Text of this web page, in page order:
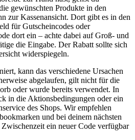
gewünschten Produkte in den
zur Kassenansicht. Dort gibt es in den
für Gutscheincodes oder
dort ein – achte dabei auf Groß- und
die Eingabe. Der Rabatt sollte sich
widerspiegeln.
kann das verschiedene Ursachen
abgelaufen, gilt nicht für die
oder wurde bereits verwendet. In
in die Aktionsbedingungen oder ein
des Shops. Wir empfehlen
und bei deinem nächsten
ein neuer Code verfügbar